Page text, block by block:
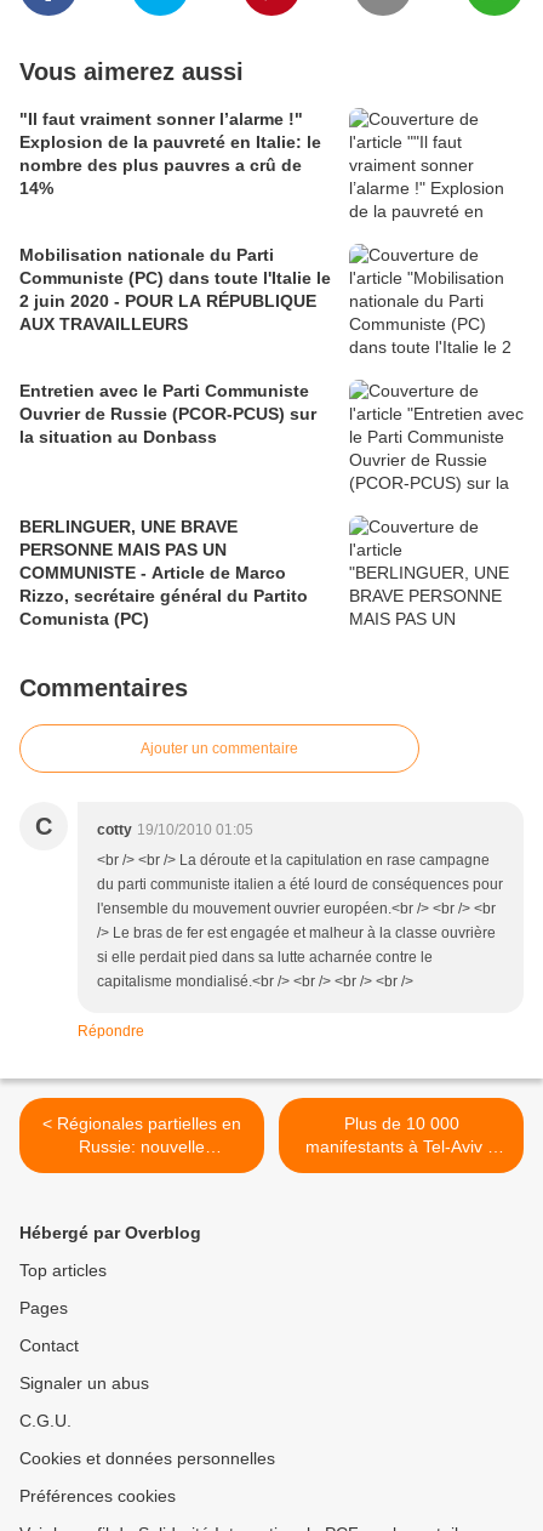
Vous aimerez aussi
"Il faut vraiment sonner l’alarme !"
Explosion de la pauvreté en Italie: le
nombre des plus pauvres a crû de
14%
Mobilisation nationale du Parti
Communiste (PC) dans toute l'Italie le
2 juin 2020 - POUR LA RÉPUBLIQUE
AUX TRAVAILLEURS
Entretien avec le Parti Communiste
Ouvrier de Russie (PCOR-PCUS) sur
la situation au Donbass
BERLINGUER, UNE BRAVE
PERSONNE MAIS PAS UN
COMMUNISTE - Article de Marco
Rizzo, secrétaire général du Partito
Comunista (PC)
Commentaires
Ajouter un commentaire
C cotty 19/10/2010 01:05
<br /> <br /> La déroute et la capitulation en rase campagne
du parti communiste italien a été lourd de conséquences pour
l'ensemble du mouvement ouvrier européen.<br /> <br /> <br
/> Le bras de fer est engagée et malheur à la classe ouvrière
si elle perdait pied dans sa lutte acharnée contre le
capitalisme mondialisé.<br /> <br /> <br /> <br />
Répondre
< Régionales partielles en
Russie: nouvelle
progression du Parti
le « parti du pouvoir »
continue son érosion
Plus de 10 000
manifestants à Tel-Aviv à
l'appel des communistes et
Hébergé par Overblog
Top articles
Pages
Contact
Signaler un abus
C.G.U.
Cookies et données personnelles
Préférences cookies